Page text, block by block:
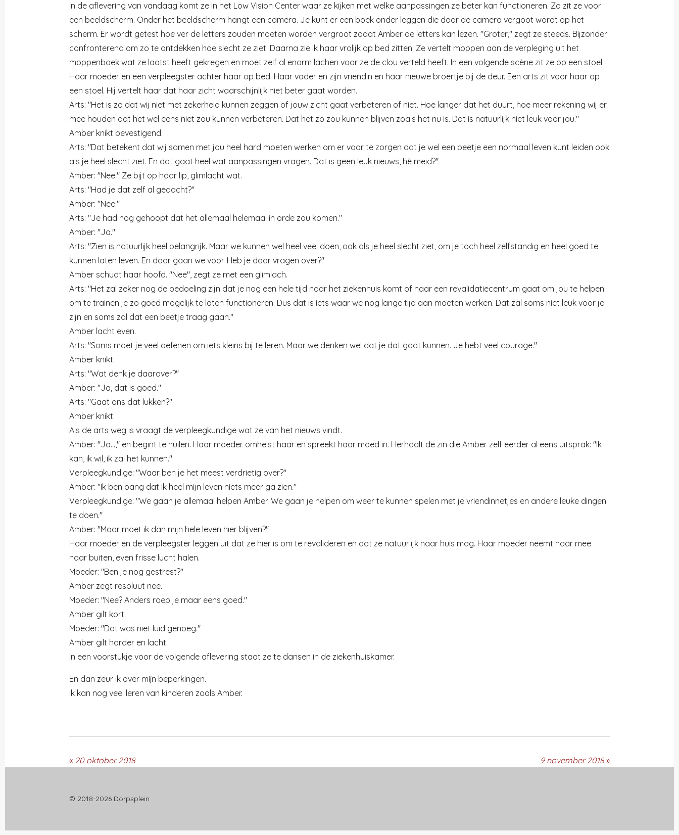
In de aflevering van vandaag komt ze in het Low Vision Center waar ze kijken met welke aanpassingen ze beter kan functioneren. Zo zit ze voor
een beeldscherm. Onder het beeldscherm hangt een camera. Je kunt er een boek onder leggen die door de camera vergoot wordt op het
scherm. Er wordt getest hoe ver de letters zouden moeten worden vergroot zodat Amber de letters kan lezen. "Groter," zegt ze steeds. Bijzonder
confronterend om zo te ontdekken hoe slecht ze ziet. Daarna zie ik haar vrolijk op bed zitten. Ze vertelt moppen aan de verpleging uit het
moppenboek wat ze laatst heeft gekregen en moet zelf al enorm lachen voor ze de clou verteld heeft. In een volgende scène zit ze op een stoel.
Haar moeder en een verpleegster achter haar op bed. Haar vader en zijn vriendin en haar nieuwe broertje bij de deur. Een arts zit voor haar op
een stoel. Hij vertelt haar dat haar zicht waarschijnlijk niet beter gaat worden.
Arts: "Het is zo dat wij niet met zekerheid kunnen zeggen of jouw zicht gaat verbeteren of niet. Hoe langer dat het duurt, hoe meer rekening wij er
mee houden dat het wel eens niet zou kunnen verbeteren. Dat het zo zou kunnen blijven zoals het nu is. Dat is natuurlijk niet leuk voor jou."
Amber knikt bevestigend.
Arts: "Dat betekent dat wij samen met jou heel hard moeten werken om er voor te zorgen dat je wel een beetje een normaal leven kunt leiden ook
als je heel slecht ziet. En dat gaat heel wat aanpassingen vragen. Dat is geen leuk nieuws, hè meid?"
Amber: "Nee." Ze bijt op haar lip, glimlacht wat.
Arts: "Had je dat zelf al gedacht?"
Amber: "Nee."
Arts: "Je had nog gehoopt dat het allemaal helemaal in orde zou komen."
Amber: "Ja."
Arts: "Zien is natuurlijk heel belangrijk. Maar we kunnen wel heel veel doen, ook als je heel slecht ziet, om je toch heel zelfstandig en heel goed te
kunnen laten leven. En daar gaan we voor. Heb je daar vragen over?"
Amber schudt haar hoofd. "Nee", zegt ze met een glimlach.
Arts: "Het zal zeker nog de bedoeling zijn dat je nog een hele tijd naar het ziekenhuis komt of naar een revalidatiecentrum gaat om jou te helpen
om te trainen je zo goed mogelijk te laten functioneren. Dus dat is iets waar we nog lange tijd aan moeten werken. Dat zal soms niet leuk voor je
zijn en soms zal dat een beetje traag gaan."
Amber lacht even.
Arts: "Soms moet je veel oefenen om iets kleins bij te leren. Maar we denken wel dat je dat gaat kunnen. Je hebt veel courage."
Amber knikt.
Arts: "Wat denk je daarover?"
Amber: "Ja, dat is goed."
Arts: "Gaat ons dat lukken?"
Amber knikt.
Als de arts weg is vraagt de verpleegkundige wat ze van het nieuws vindt.
Amber: "Ja...," en begint te huilen. Haar moeder omhelst haar en spreekt haar moed in. Herhaalt de zin die Amber zelf eerder al eens uitsprak: "Ik
kan, ik wil, ik zal het kunnen."
Verpleegkundige: "Waar ben je het meest verdrietig over?"
Amber: "Ik ben bang dat ik heel mijn leven niets meer ga zien."
Verpleegkundige: "We gaan je allemaal helpen Amber. We gaan je helpen om weer te kunnen spelen met je vriendinnetjes en andere leuke dingen
te doen."
Amber: "Maar moet ik dan mijn hele leven hier blijven?"
Haar moeder en de verpleegster leggen uit dat ze hier is om te revalideren en dat ze natuurlijk naar huis mag. Haar moeder neemt haar mee
naar buiten, even frisse lucht halen.
Moeder: "Ben je nog gestrest?"
Amber zegt resoluut nee.
Moeder: "Nee? Anders roep je maar eens goed."
Amber gilt kort.
Moeder: "Dat was niet luid genoeg."
Amber gilt harder en lacht.
In een voorstukje voor de volgende aflevering staat ze te dansen in de ziekenhuiskamer.
En dan zeur ik over míjn beperkingen.
Ik kan nog veel leren van kinderen zoals Amber.
« 20 oktober 2018 9 november 2018 »
© 2018-2026 Dorpsplein